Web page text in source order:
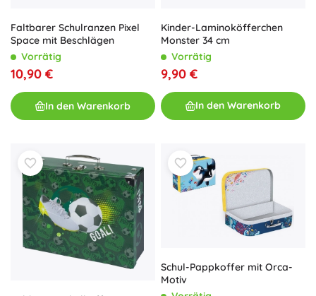
Faltbarer Schulranzen Pixel
Space mit Beschlägen
Vorrätig
10,90 €
In den Warenkorb
Kinder-Laminoköfferchen
Monster 34 cm
Vorrätig
9,90 €
In den Warenkorb
Schul-Pappkoffer mit Orca-
Motiv